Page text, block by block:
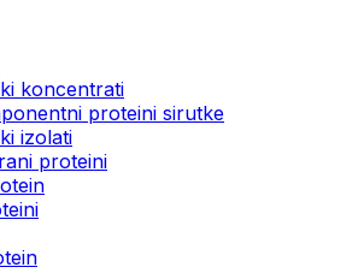
koncentrati
proteini sirutke
izolati
proteini